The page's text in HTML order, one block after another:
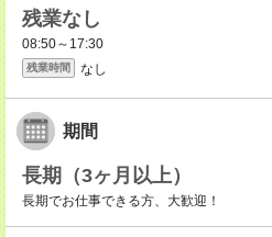
残業なし
08:50～17:30
残業時間 なし
期間
長期（3ヶ月以上）
長期でお仕事できる方、大歓迎！